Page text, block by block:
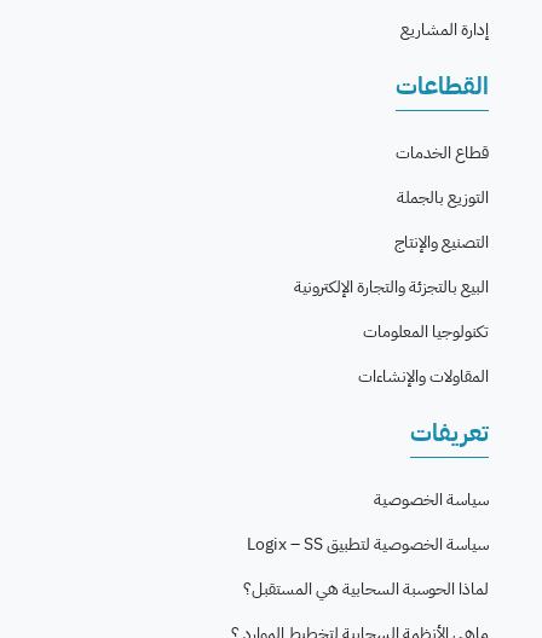
إدارة المشاريع
القطاعات
قطاع الخدمات
التوزيع بالجملة
التصنيع والإنتاج
البيع بالتجزئة والتجارة الإلكترونية
تكنولوجيا المعلومات
المقاولات والإنشاءات
تعريفات
سياسة الخصوصية
سياسة الخصوصية لتطبيق Logix – SS
لماذا الحوسبة السحابية هي المستقبل؟